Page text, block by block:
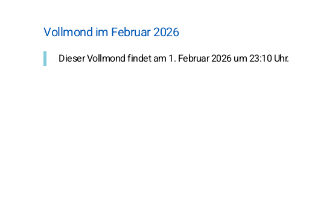
Vollmond im Februar 2026
Dieser Vollmond findet am 1. Februar 2026 um 23:10 Uhr.